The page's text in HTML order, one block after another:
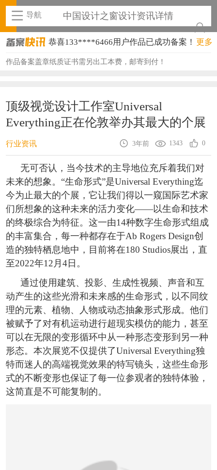
导航 中国设计之窗设计资讯详情
恭喜133****6466用户作品已成功备案！
恭喜131****1475用户作品已成功备案！
恭喜138****8638用户作品已成功备案！
恭喜133****9020用户作品已成功备案！
恭喜136****9807用户作品已成功备案！
恭喜159****4930用户作品已成功备案！
恭喜150****6483用户作品已成功备案！
恭喜131****2473用户作品已成功备案！
恭喜159****4201用户作品已成功备案！
更多
作品备案盖章纸质证书需另出工本费，邮寄到付！
顶级视觉设计工作室Universal
Everything正在伦敦举办其最大的个展
行业资讯 3年前 1343 0
无可否认，当今技术的主导地位充斥着我们对
未来的想象。“生命形式”是Universal Everything迄
今为止最大的个展，它让我们得以一窥国际艺术家
们所想象的这种未来的活力变化——以生命和技术
的终极综合为特征。这一由14种数字生命形式组成
的丰富集合，每一种都存在于Ab Rogers Design创
造的独特栖息地中，目前将在180 Studios展出，直
至2022年12月4日。
通过使用建筑、投影、生成性视频、声音和互
动产生的这些光滑和未来感的生命形式，以不同纹
理的元素、植物、人物或动态抽象形式形成。他们
被赋予了对有机运动进行超现实模仿的能力，甚至
可以在无限的变形循环中从一种形态变形到另一种
形态。本次展览不仅提供了Universal Everything独
特而迷人的高端视觉效果的特写镜头，这些生命形
式的不断变形也保证了每一位参观者的独特体验，
这简直是不可能复制的。